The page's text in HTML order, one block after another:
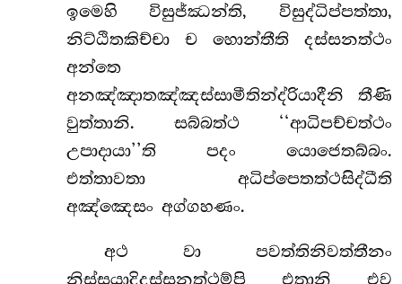
ඉමෙහි විසුජ්ඣන්ති, විසුද්ධිප්පත්තා,
නිට්ඨිතකිච්චා ච හොන්තීති දස්සනත්ථං
අන්තෙ
අනඤ්ඤාතඤ්ඤස්සාමීතින්ද්රියාදීනි තීණි
වුත්තානි. සබ්බත්ථ ‘‘ආධිපච්චත්ථං
උපාදායා’’ති පදං යොජෙතබ්බං.
එත්තාවතා අධිප්පෙතත්ථසිද්ධීති
අඤ්ඤෙසං අග්ගහණං.
අථ වා පවත්තිනිවත්තීනං
නිස්සයාදිදස්සනත්ථම්පි එතානි එව